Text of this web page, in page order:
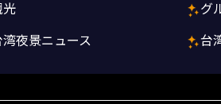
光 グ
湾夜景ニュース 台